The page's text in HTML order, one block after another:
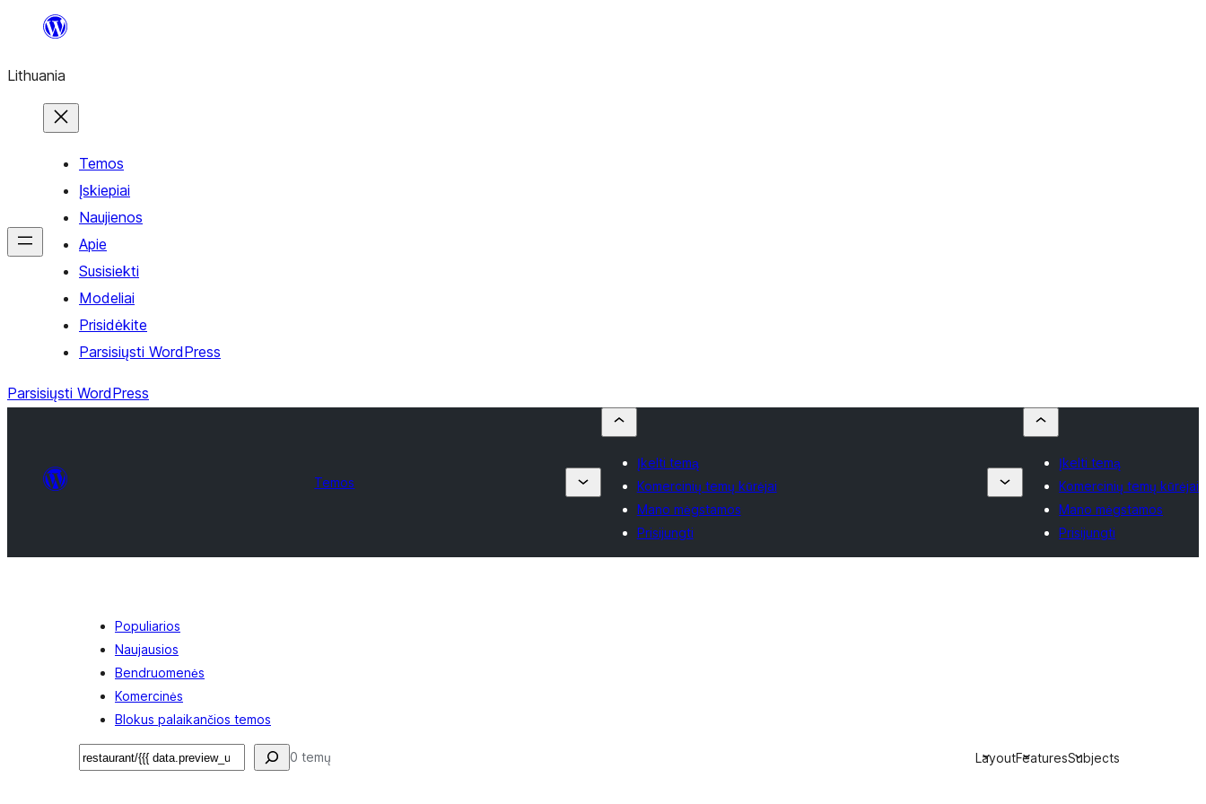
turinio
Lithuania
Temos
Įskiepiai
Naujienos
Apie
Susisiekti
Modeliai
Prisidėkite
Parsisiųsti WordPress
Parsisiųsti WordPress
Temos
Įkelti temą
Komercinių temų kūrėjai
Mano mėgstamos
Prisijungti
Įkelti temą
Komercinių temų kūrėjai
Mano mėgstamos
Prisijungti
Populiarios
Naujausios
Bendruomenės
Komercinės
Blokus palaikančios temos
Paieška 0 temų LayoutFeaturesSubjects